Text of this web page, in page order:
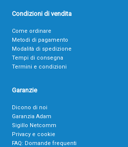
Condizioni di vendita
Come ordinare
Metodi di pagamento
Modalità di spedizione
Tempi di consegna
Termini e condizioni
Garanzie
Dicono di noi
Garanzia Adam
Sigillo Netcomm
Privacy e cookie
FAQ: Domande frequenti